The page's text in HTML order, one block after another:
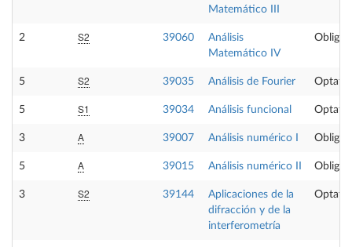
Matemático III
2 S2 39060
Análisis
Matemático IV
5 S2 39035 Análisis de Fourier
5 S1 39034 Análisis funcional
3 A 39007 Análisis numérico I
5 A 39015 Análisis numérico II
3 S2 39144
Aplicaciones de la
difracción y de la
interferometría